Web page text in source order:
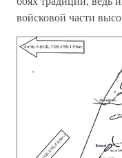
войсковой части